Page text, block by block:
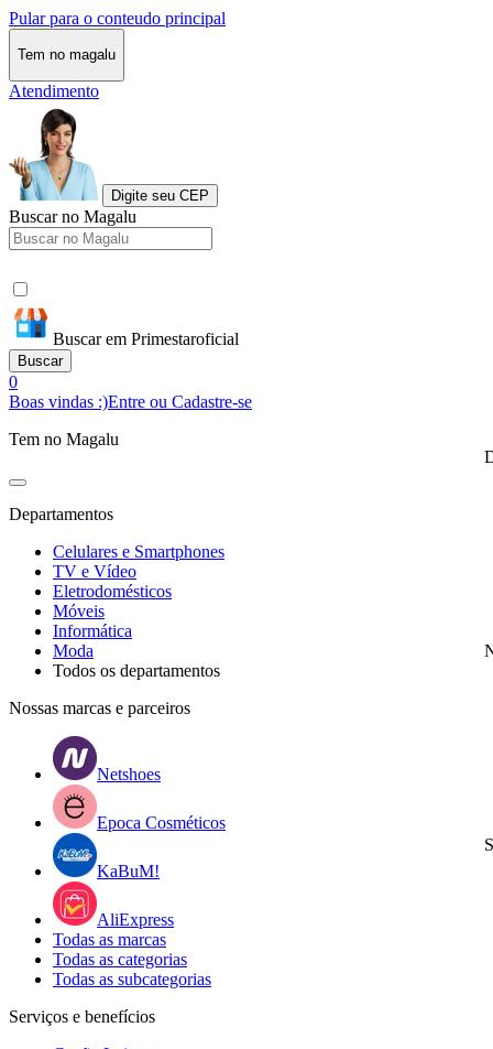
Pular para o conteudo principal
Tem no magalu
Atendimento
Digite seu CEP
Buscar no Magalu
Buscar em Primestaroficial
Buscar
0
Boas vindas :)Entre ou Cadastre-se
Tem no Magalu
Departamentos
Celulares e Smartphones
TV e Vídeo
Eletrodomésticos
Móveis
Informática
Moda
Todos os departamentos
Nossas marcas e parceiros
Netshoes
Epoca Cosméticos
KaBuM!
AliExpress
Todas as marcas
Todas as categorias
Todas as subcategorias
Serviços e benefícios